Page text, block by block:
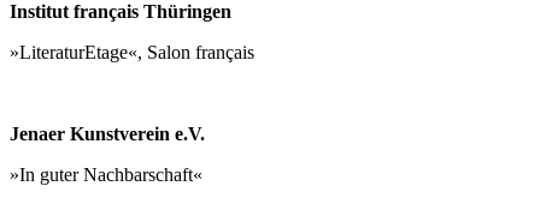
Institut français Thüringen
»LiteraturEtage«, Salon français
Jenaer Kunstverein e.V.
»In guter Nachbarschaft«